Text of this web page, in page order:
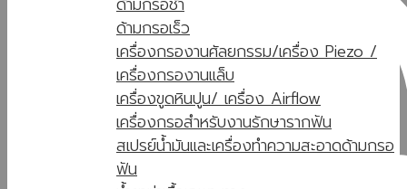
ด้ามกรอเร็ว
เครื่องกรองานศัลยกรรม/เครื่อง Piezo /
เครื่องกรองานแล็บ
เครื่องขูดหินปูน/ เครื่อง Airflow
เครื่องกรอสำหรับงานรักษารากฟัน
สเปรย์น้ำมันและเครื่องทำความสะอาดด้ามกรอ
ฟัน